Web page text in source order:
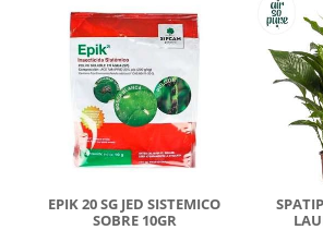
EPIK 20 SG JED SISTEMICO
SOBRE 10GR